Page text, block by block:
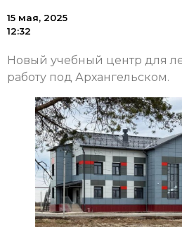
15 мая, 2025
12:32
Новый учебный центр для
работу под Архангельском.